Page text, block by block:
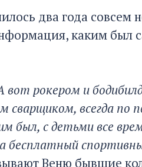
два года совсем
каким был
рокером и
всегда по
был, с детьми все
бесплатный
Веню бывшие